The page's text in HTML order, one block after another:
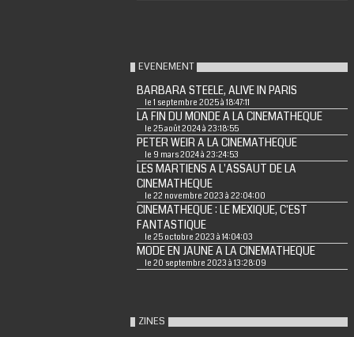
EVENEMENT
BARBARA STEELE, ALIVE IN PARIS
le 1 septembre 2025 à 18:47:11
LA FIN DU MONDE A LA CINEMATHEQUE
le 25 août 2024 à 23:18:55
PETER WEIR A LA CINEMATHEQUE
le 9 mars 2024 à 23:24:53
LES MARTIENS A L'ASSAUT DE LA
CINEMATHEQUE
le 22 novembre 2023 à 22:04:00
CINEMATHEQUE : LE MEXIQUE, C'EST
FANTASTIQUE
le 25 octobre 2023 à 14:04:03
MODE EN JAUNE A LA CINEMATHEQUE
le 20 septembre 2023 à 13:28:09
ZINES